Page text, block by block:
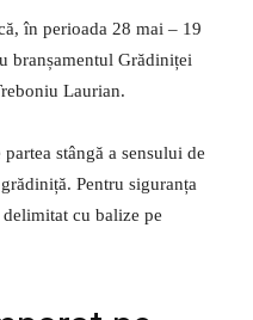
în perioada 28 mai – 19
branșamentul Grădiniței
Laurian.
stângă a sensului de
Pentru siguranța
cu balize pe